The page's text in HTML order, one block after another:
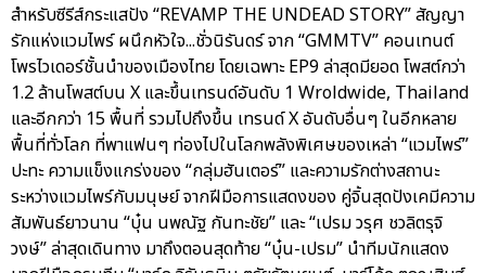
สำหรับซีรีส์กระแสปัง “REVAMP THE UNDEAD STORY” สัญญา
รักแห่งแวมไพร์ ผนึกหัวใจ...ชั่วนิรันดร์ จาก “GMMTV” คอนเทนต์
โพรไวเดอร์ชั้นนำของเมืองไทย โดยเฉพาะ EP9 ล่าสุดมียอด โพสต์กว่า
1.2 ล้านโพสต์บน X และขึ้นเทรนด์อันดับ 1 Wroldwide, Thailand
และอีกกว่า 15 พื้นที่ รวมไปถึงขึ้น เทรนด์ X อันดับอื่นๆ ในอีกหลาย
พื้นที่ทั่วโลก ที่พาแฟนๆ ท่องไปในโลกพลังพิเศษของเหล่า “แวมไพร์”
ปะทะ ความแข็งแกร่งของ “กลุ่มฮันเตอร์” และความรักต่างสถานะ
ระหว่างแวมไพร์กับมนุษย์ จากฝีมือการแสดงของ คู่จิ้นสุดปังเคมีความ
สัมพันธ์ยาวนาน “บุ๋น นพณัฐ กันทะชัย” และ “เปรม วรุศ ชวลิตรุจิ
วงษ์” ล่าสุดเดินทาง มาถึงตอนสุดท้าย “บุ๋น-เปรม” นำทีมนักแสดง